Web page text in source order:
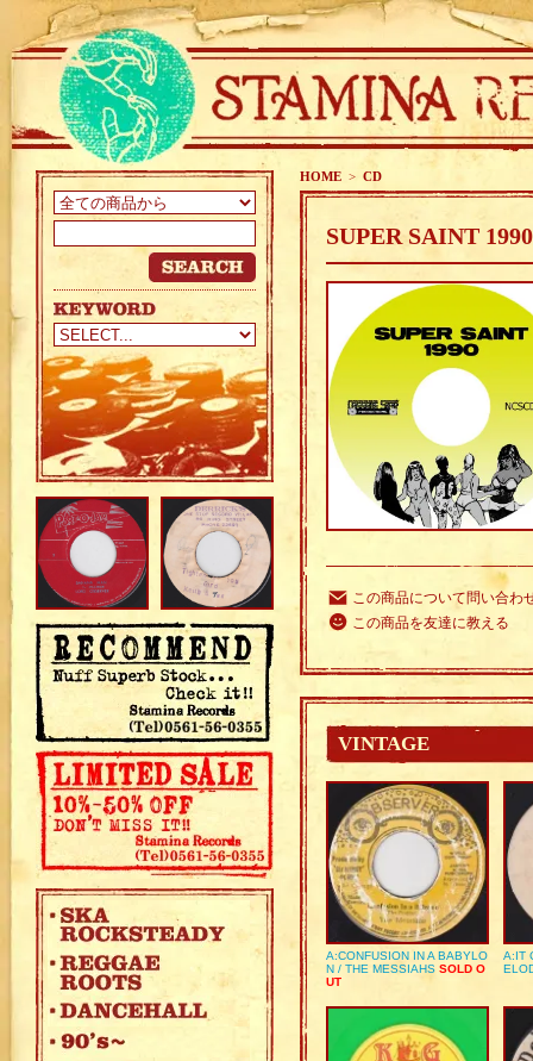
HOME > CD
SUPER SAINT
この商品について問い合わ
この商品を友達に教える
VINTAGE
A:CONFUSION IN A BABYLO
N / THE MESSIAHS SOLD O
UT
A:IT